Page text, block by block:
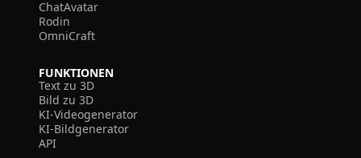
ChatAvatar
Rodin
OmniCraft
FUNKTIONEN
Text zu 3D
Bild zu 3D
KI-Videogenerator
KI-Bildgenerator
API